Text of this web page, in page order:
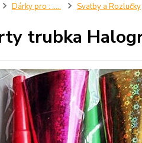
Dárky pro : ..... Svatby a Rozlučky
trubka